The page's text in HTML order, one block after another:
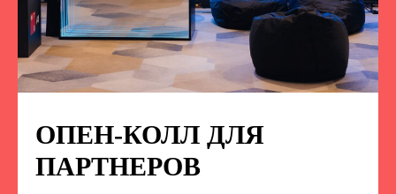
ОПЕН-КОЛЛ ДЛЯ
ПАРТНЕРОВ
ПОДПИСЫВАЙТЕСЬ
НА НАС В СОЦСЕТЯХ